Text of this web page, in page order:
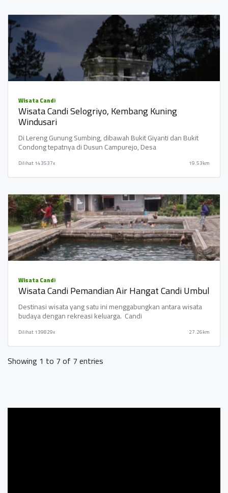
Wisata Candi
Wisata Candi Selogriyo, Kembang Kuning
Windusari
Di Lereng Gunung Sumbing, dibawah Bukit Giyanti dan Bukit
Condong tepatnya di Dusun Campurejo, Desa
Dilihat143537x 19.53km
Wisata Candi
Wisata Candi Pemandian Air Hangat Candi Umbul
Destinasi wisata yang satu ini menggabungkan antara wisata
budaya dengan rekreasi keluarga. Candi
Dilihat139829x 27.26km
Showing 1 to 7 of 7 entries